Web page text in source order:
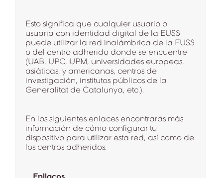
Esto significa que cualquier usuario o
usuaria con identidad digital de la EUSS
puede utilizar la red inalámbrica de la EUSS
o del centro adherido donde se encuentre
(UAB, UPC, UPM, universidades europeas,
asiáticas, y americanas, centros de
investigación, institutos públicos de la
Generalitat de Catalunya, etc.).
En los siguientes enlaces encontrarás más
información de cómo configurar tu
dispositivo para utilizar esta red, así como de
los centros adheridos.